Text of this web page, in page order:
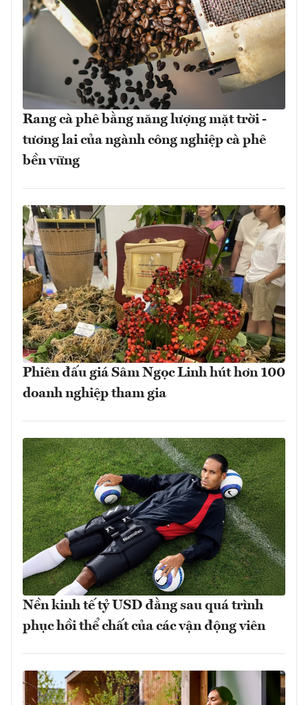
Rang cà phê bằng năng lượng mặt trời -
tương lai của ngành công nghiệp cà phê
bền vững
Phiên đấu giá Sâm Ngọc Linh hút hơn 100
doanh nghiệp tham gia
Nền kinh tế tỷ USD đằng sau quá trình
phục hồi thể chất của các vận động viên